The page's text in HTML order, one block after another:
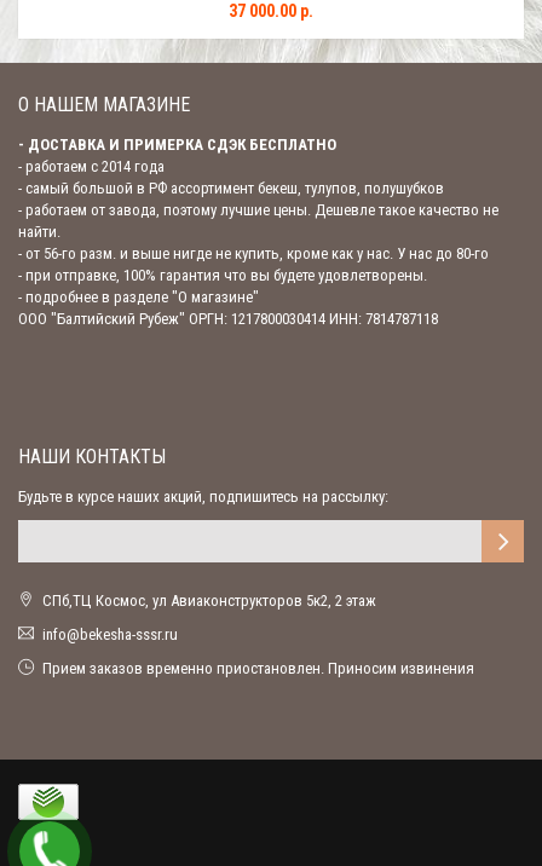
37 000.00 р.
О НАШЕМ МАГАЗИНЕ
- ДОСТАВКА И ПРИМЕРКА СДЭК БЕСПЛАТНО
- работаем с 2014 года
- самый большой в РФ ассортимент бекеш, тулупов, полушубков
- работаем от завода, поэтому лучшие цены. Дешевле такое качество не
найти.
- от 56-го разм. и выше нигде не купить, кроме как у нас. У нас до 80-го
- при отправке, 100% гарантия что вы будете удовлетворены.
- подробнее в разделе "О магазине"
ООО "Балтийский Рубеж" ОРГН: 1217800030414 ИНН: 7814787118
НАШИ КОНТАКТЫ
Будьте в курсе наших акций, подпишитесь на рассылку:
СПб,ТЦ Космос, ул Авиаконструкторов 5к2, 2 этаж
ur.rsss-ahsekeb@ofni
Прием заказов временно приостановлен. Приносим извинения